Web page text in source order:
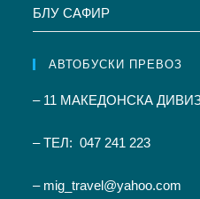
БЛУ САФИР
АВТОБУСКИ ПРЕВОЗ
– 11 МАКЕДОНСКА
– ТЕЛ: 047 241 223
– mig_travel@yahoo.com